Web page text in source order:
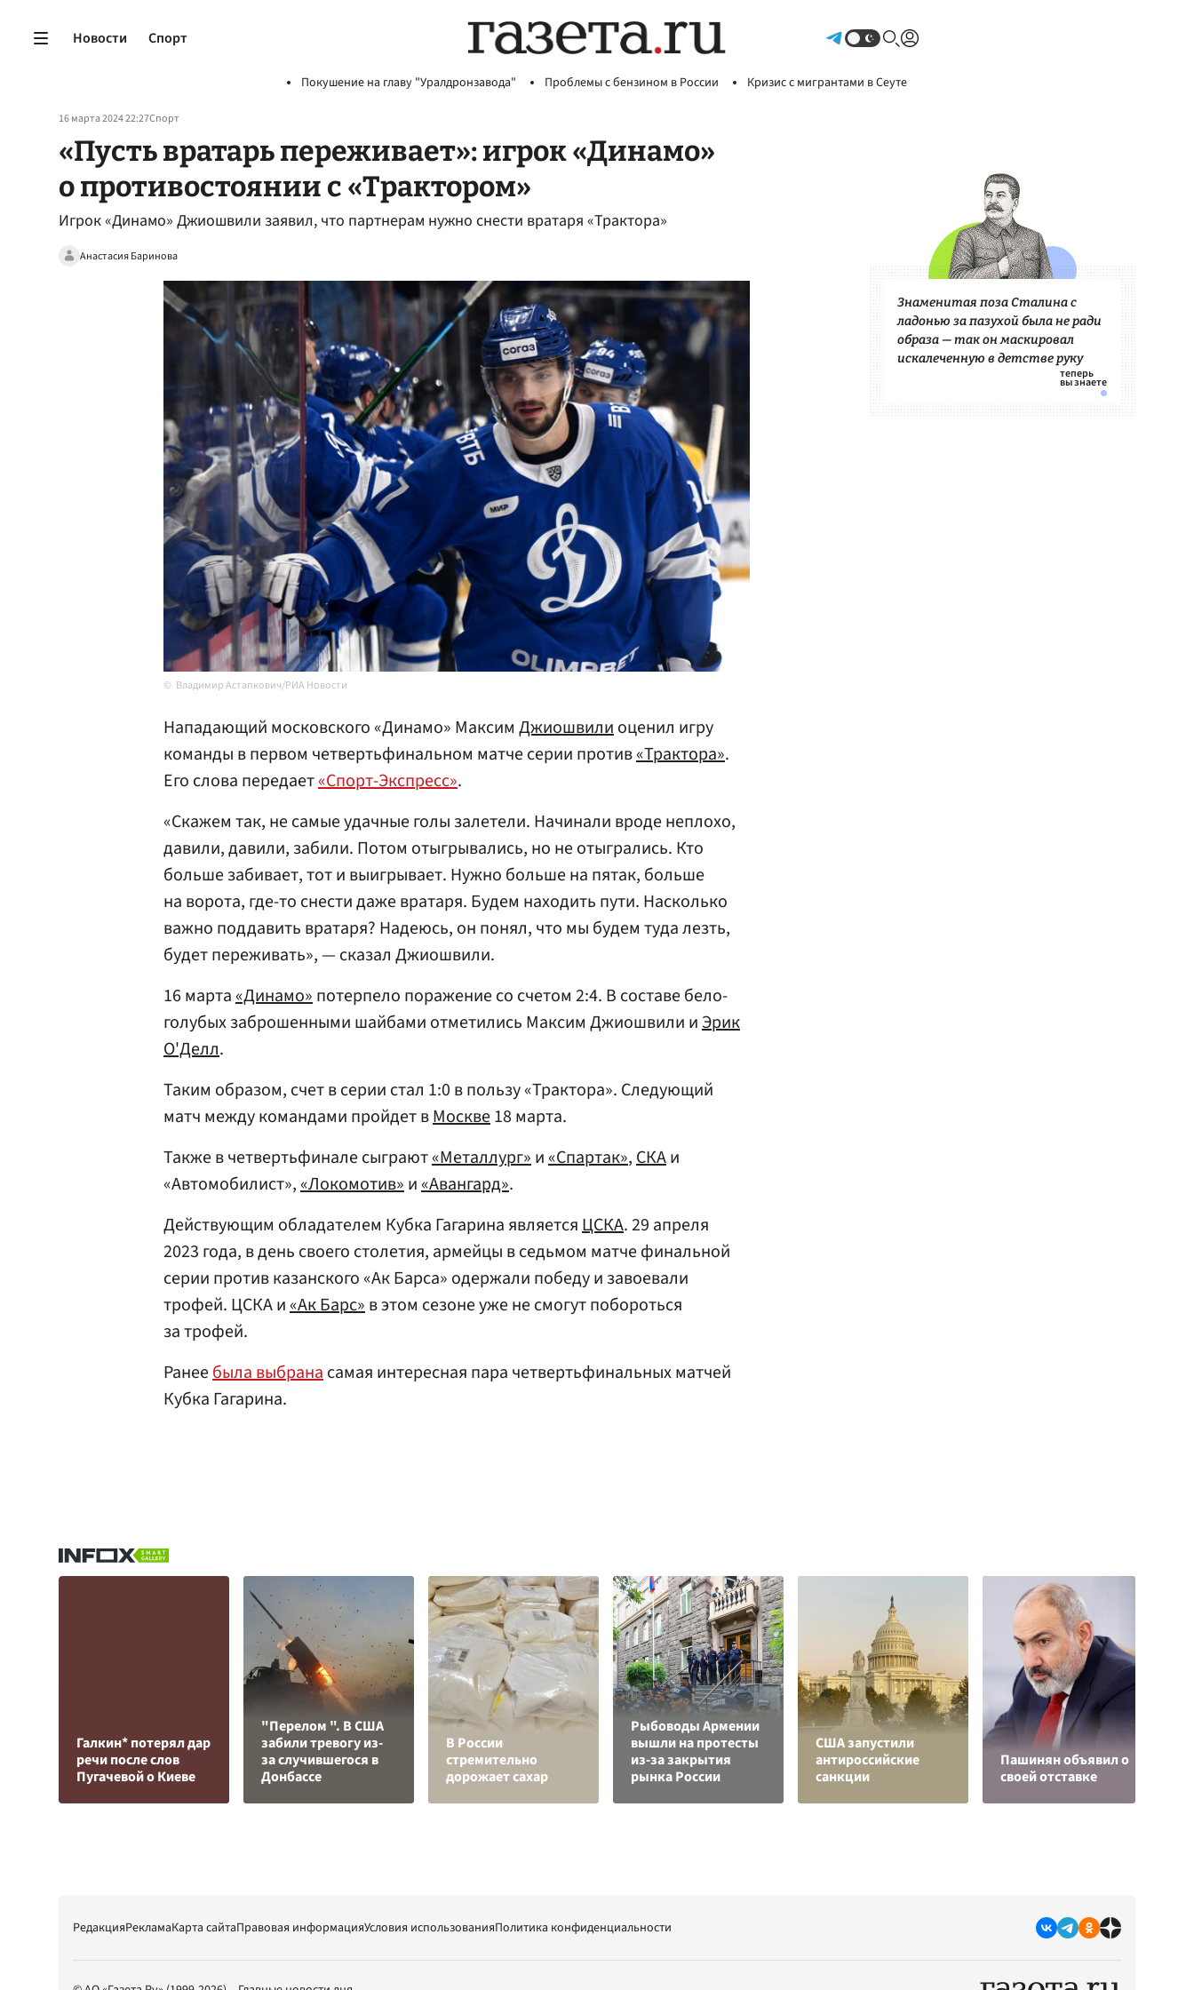
Новости Спорт
Покушение на главу "Уралдронзавода" Проблемы с бензином в России Кризис с мигрантами в Сеуте
16 марта 2024 22:27Спорт
«Пусть вратарь переживает»: игрок «Динамо»
о противостоянии с «Трактором»
Игрок «Динамо» Джиошвили заявил, что партнерам нужно снести вратаря «Трактора»
Анастасия Баринова
Владимир Астапкович/РИА Новости
Нападающий московского «Динамо» Максим Джиошвилиоценил игру
команды в первом четвертьфинальном матче серии против«Трактора».
Его слова передает«Спорт-Экспресс».
«Скажем так, не самые удачные голы залетели. Начинали вроде неплохо,
давили, давили, забили. Потом отыгрывались, но не отыгрались. Кто
больше забивает, тот и выигрывает. Нужно больше на пятак, больше
на ворота, где-то снести даже вратаря. Будем находить пути. Насколько
важно поддавить вратаря? Надеюсь, он понял, что мы будем туда лезть,
будет переживать», — сказал Джиошвили.
16 марта«Динамо»потерпело поражение со счетом 2:4. В составе бело-
голубых заброшенными шайбами отметились Максим Джиошвили иЭрик
О'Делл.
Таким образом, счет в серии стал 1:0 в пользу «Трактора». Следующий
матч между командами пройдет вМоскве18 марта.
Также в четвертьфинале сыграют«Металлург»и«Спартак»,СКАи
«Автомобилист»,«Локомотив»и«Авангард».
Действующим обладателем Кубка Гагарина являетсяЦСКА. 29 апреля
2023 года, в день своего столетия, армейцы в седьмом матче финальной
серии против казанского «Ак Барса» одержали победу и завоевали
трофей. ЦСКА и«Ак Барс»в этом сезоне уже не смогут побороться
за трофей.
Ранеебыла выбранасамая интересная пара четвертьфинальных матчей
Кубка Гагарина.
Знаменитая поза Сталина с
ладонью за пазухой была не ради
образа — так он маскировал
искалеченную в детстве руку
Галкин* потерял дар
речи после слов
Пугачевой о Киеве
"Перелом ". В США
забили тревогу из-
за случившегося в
Донбассе
В России
стремительно
дорожает сахар
Рыбоводы Армении
вышли на протесты
из-за закрытия
рынка России
США запустили
антироссийские
санкции
Пашинян объявил о
своей отставке
РедакцияРекламаКарта сайтаПравовая информацияУсловия использованияПолитика конфиденциальности